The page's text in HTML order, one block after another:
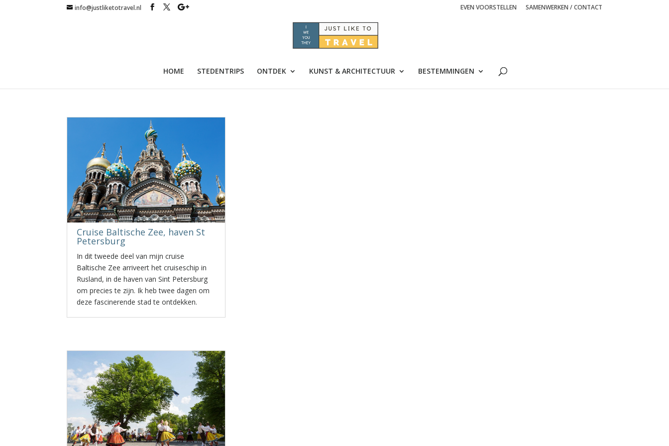
info@justliketotravel.nl EVEN VOORSTELLEN SAMENWERKEN / CONTACT
HOME STEDENTRIPS ONTDEK KUNST & ARCHITECTUUR BESTEMMINGEN
Cruise Baltische Zee, haven St
Petersburg
In dit tweede deel van mijn cruise
Baltische Zee arriveert het cruiseschip in
Rusland, in de haven van Sint Petersburg
om precies te zijn. Ik heb twee dagen om
deze fascinerende stad te ontdekken.